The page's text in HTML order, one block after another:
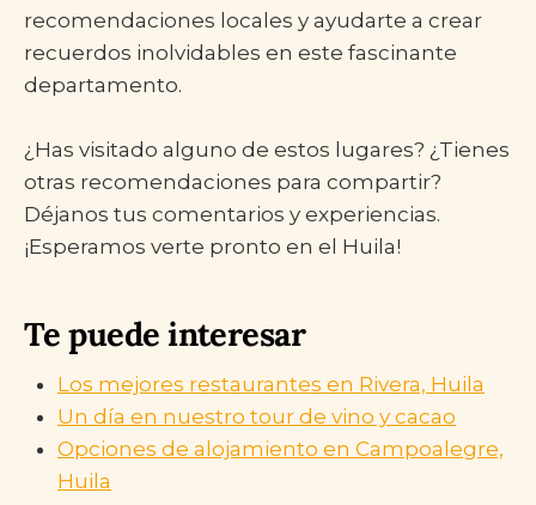
recomendaciones locales y ayudarte a crear
recuerdos inolvidables en este fascinante
departamento.
¿Has visitado alguno de estos lugares? ¿Tienes
otras recomendaciones para compartir?
Déjanos tus comentarios y experiencias.
¡Esperamos verte pronto en el Huila!
Te puede interesar
Los mejores restaurantes en Rivera, Huila
Un día en nuestro tour de vino y cacao
Opciones de alojamiento en Campoalegre,
Huila